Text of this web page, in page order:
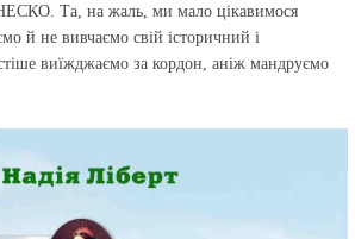
Та, на жаль, ми мало цікавимося
й не вивчаємо свій історичний і
виїжджаємо за кордон, аніж мандруємо